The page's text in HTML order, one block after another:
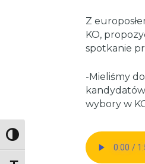
Toggle High Contrast
Z
KO,
spotkanie
-Mieliśmy
wybory w